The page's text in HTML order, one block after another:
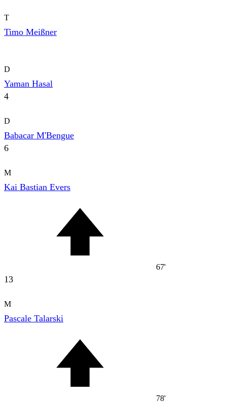
T
Timo Meißner
D
Yaman Hasal
4
D
Babacar M'Bengue
6
M
Kai Bastian Evers
67'
13
M
Pascale Talarski
78'